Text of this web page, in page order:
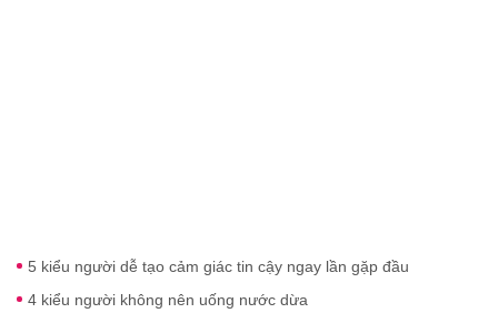
5 kiểu người dễ tạo cảm giác tin cậy ngay lần gặp đầu
4 kiểu người không nên uống nước dừa